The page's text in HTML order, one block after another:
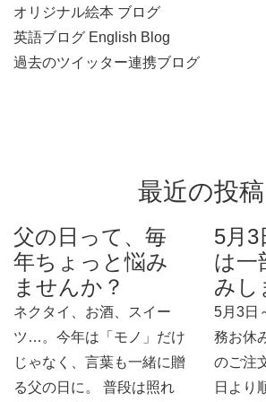
オリジナル絵本 ブログ
英語ブログ English Blog
過去のツイッター連携ブログ
最近の投稿
父の日って、毎
年ちょっと悩み
ませんか？
ネクタイ、お酒、スイー
ツ…。今年は「モノ」だけ
じゃなく、言葉も一緒に贈
る父の日に。 普段は照れ
5月3
は一
みし
5月3日
務お休
のご注
日より